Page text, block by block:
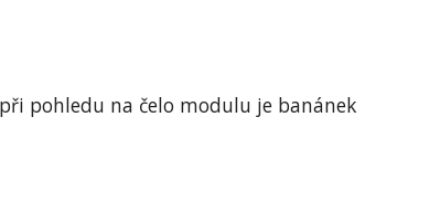
pohledu na čelo modulu je banánek